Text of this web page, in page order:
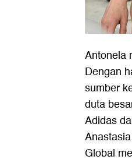
Antonela
Dengan
sumber
duta
Adidas
Global